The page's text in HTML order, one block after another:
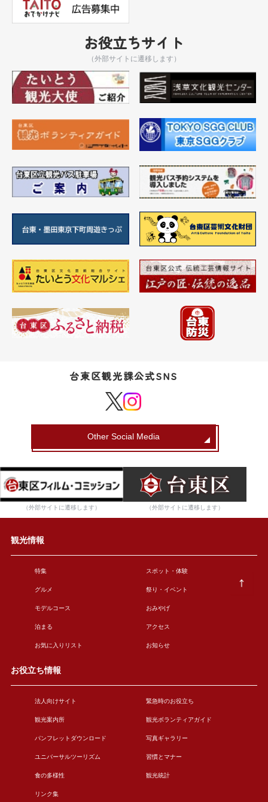
お役立ちサイト
（外部サイトに遷移します）
台東区観光課公式SNS
Other Social Media
（外部サイトに遷移します） （外部サイトに遷移します）
観光情報
特集 スポット・体験
グルメ 祭り・イベント
モデルコース おみやげ
泊まる アクセス
お気に入りリスト お知らせ
お役立ち情報
法人向けサイト 緊急時のお役立ち
観光案内所 観光ボランティアガイド
パンフレットダウンロード 写真ギャラリー
ユニバーサルツーリズム 習慣とマナー
食の多様性 観光統計
リンク集